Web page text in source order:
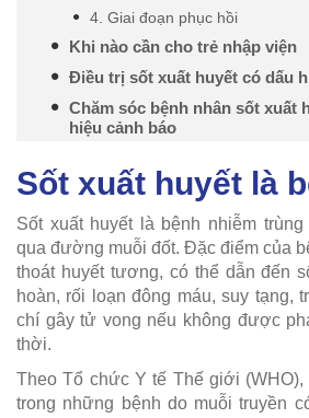
4. Giai đoạn phục hồi
Khi nào cần cho trẻ nhập viện
Điều trị sốt xuất huyết có dấu
Chăm sóc bệnh nhân sốt xuất
hiệu cảnh báo
Sốt xuất huyết là
Sốt xuất huyết là bệnh nhiễm
qua đường muỗi đốt. Đặc điểm của
thoát huyết tương, có thể dẫn đến
hoàn, rối loạn đông máu, suy tạng,
chí gây tử vong nếu không được
thời.
Theo Tổ chức Y tế Thế giới (WHO),
trong những bệnh do muỗi truyền